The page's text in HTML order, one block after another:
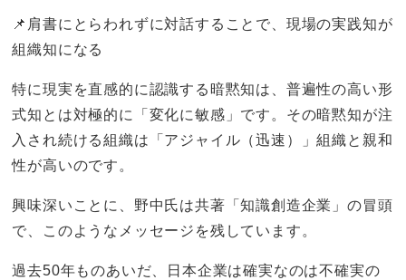
📌肩書にとらわれずに対話することで、現場の実践知が
組織知になる
特に現実を直感的に認識する暗黙知は、普遍性の高い形
式知とは対極的に「変化に敏感」です。その暗黙知が注
入され続ける組織は「アジャイル（迅速）」組織と親和
性が高いのです。
興味深いことに、野中氏は共著「知識創造企業」の冒頭
で、このようなメッセージを残しています。
過去50年ものあいだ、日本企業は確実なのは不確実の